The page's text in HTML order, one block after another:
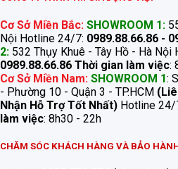
Cơ Sở Miền Bắc: SHOWROOM 1:
Nội Hotline 24/7: 0989.88.66.86 -
2: 532 Thụy Khuê - Tây Hồ - Hà Nội
0989.88.66.86 Thời gian làm việc:
Cơ Sở Miền Nam: SHOWROOM 1:
- Phường 10 - Quận 3 - TP.HCM
Nhận Hỗ Trợ Tốt Nhất) Hotline 24/
làm việc: 8h30 - 22h
CHĂM SÓC KHÁCH HÀNG VÀ BẢO